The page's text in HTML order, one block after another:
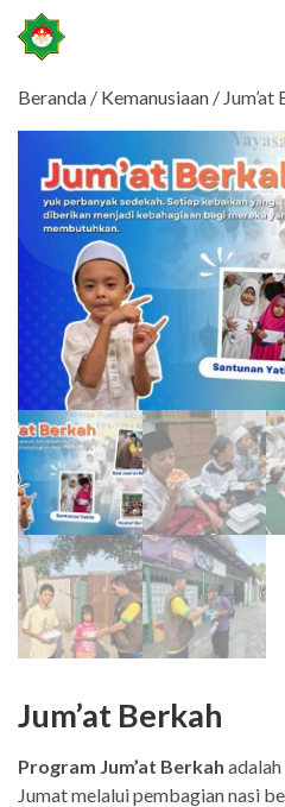
Beranda / Kemanusiaan / Jum’at
Jum’at Berkah
Program Jum’at Berkah
Jumat melalui pembagian nasi